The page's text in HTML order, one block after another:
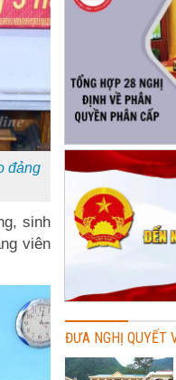
đảng
sinh
viên
ĐƯA NGHỊ QUYẾT